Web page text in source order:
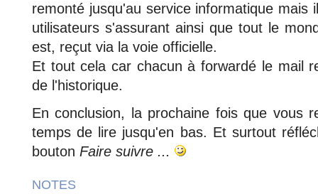
remonté jusqu'au service informatique mais
utilisateurs s'assurant ainsi que tout le
est, reçut via la voie officielle.
Et tout cela car chacun à forwardé le mail
de l'historique.
En conclusion, la prochaine fois que vous
temps de lire jusqu'en bas. Et surtout
bouton Faire suivre ...
NOTES